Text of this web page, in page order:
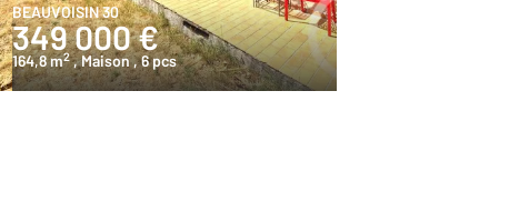
BEAUVOISIN 30
349 000 €
164,8 m2 , Maison, 6 pcs